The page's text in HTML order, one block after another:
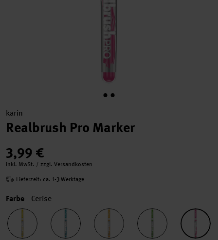
karin
Realbrush Pro Marker
3,99 €
inkl. MwSt. / zzgl. Versandkosten
Lieferzeit: ca. 1-3 Werktage
Farbe Cerise